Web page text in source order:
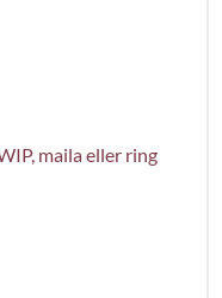
maila eller ring